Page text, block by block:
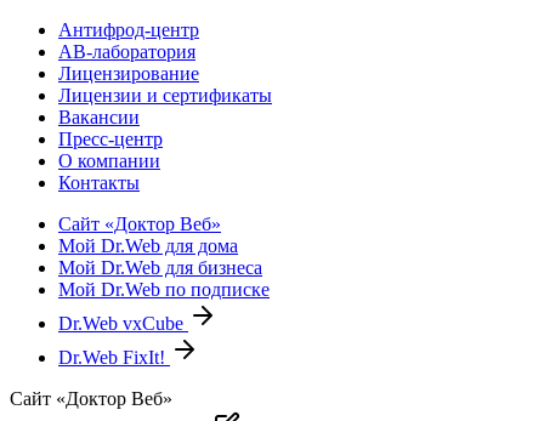
Антифрод-центр
АВ-лаборатория
Лицензирование
Лицензии и сертификаты
Вакансии
Пресс-центр
О компании
Контакты
Сайт «Доктор Веб»
Мой Dr.Web для дома
Мой Dr.Web для бизнеса
Мой Dr.Web по подписке
Dr.Web vxCube
Dr.Web FixIt!
Сайт «Доктор Веб»